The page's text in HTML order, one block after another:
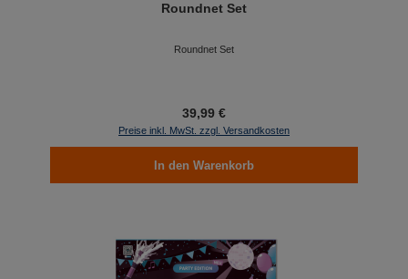
Roundnet Set
Roundnet Set
39,99 €
Preise inkl. MwSt. zzgl. Versandkosten
In den Warenkorb